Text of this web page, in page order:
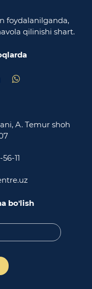
vazirligi
savdo
foydalanilganda,
qilinishi shart.
A. Temur shoh
11
bo'lish